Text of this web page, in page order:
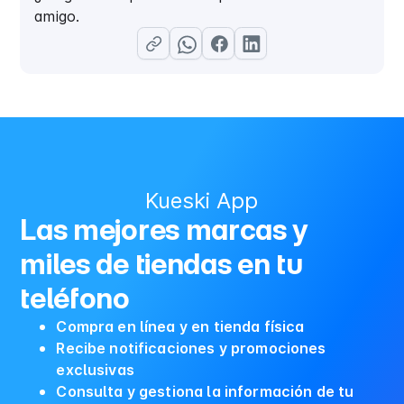
amigo.
Kueski App
Las mejores marcas y
miles de tiendas en tu
teléfono
Compra en línea y en tienda física
Recibe notificaciones y promociones
exclusivas
Consulta y gestiona la información de tu